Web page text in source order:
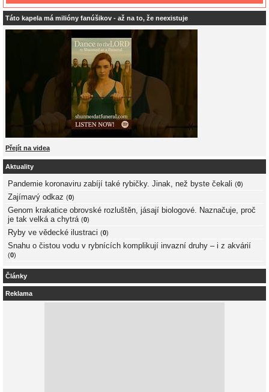
Táto kapela má milióny fanúšikov - až na to, že neexistuje
Přejít na videa
Aktuality
Pandemie koronaviru zabíjí také rybičky. Jinak, než byste čekali (0)
Zajímavý odkaz (0)
Genom krakatice obrovské rozluštěn, jásají biologové. Naznačuje, proč
je tak velká a chytrá (0)
Ryby ve vědecké ilustraci (0)
Snahu o čistou vodu v rybnících komplikují invazní druhy – i z akvárií
(0)
Články
Reklama